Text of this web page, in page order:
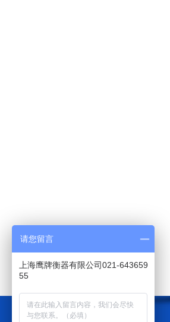
请您留言
上海鹰牌衡器有限公司021-643659
55